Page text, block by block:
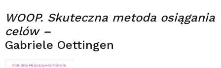
WOOP. Skuteczna metoda osiągania
celów –
Gabriele Oettingen